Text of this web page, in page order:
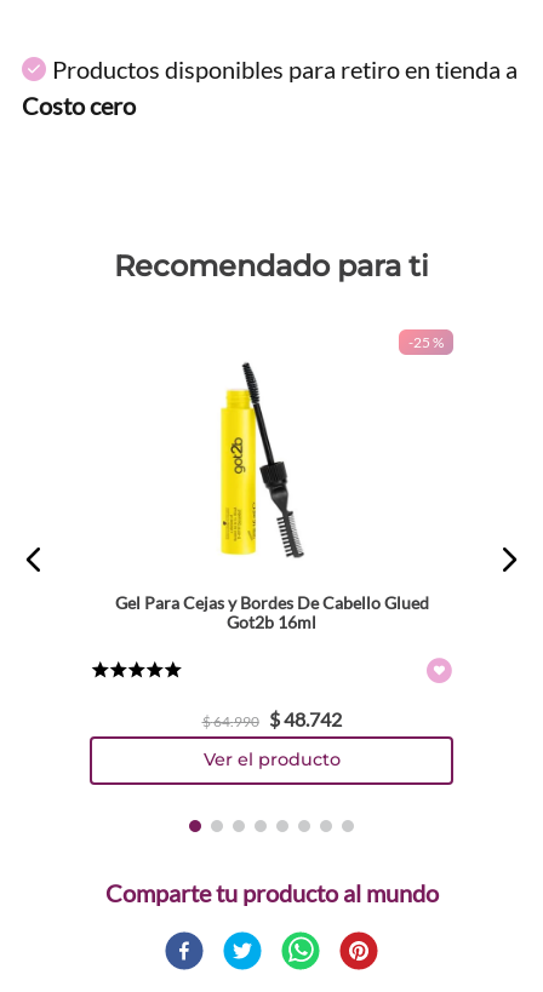
Productos disponibles para retiro en tienda a
Costo cero
Recomendado para ti
-25 %
Gel Para Cejas y Bordes De Cabello Glued
Got2b 16ml
$64.990 $48.742
Comparte